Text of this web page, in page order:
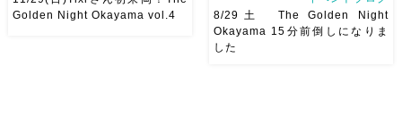
Golden Night Okayama vol.4
8/29土 The Golden Night
Okayama 15分前倒しになりま
した